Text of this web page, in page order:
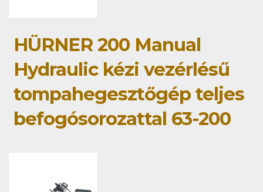
HÜRNER 200 Manual
Hydraulic kézi vezérlésű
tompahegesztőgép teljes
befogósorozattal 63-200